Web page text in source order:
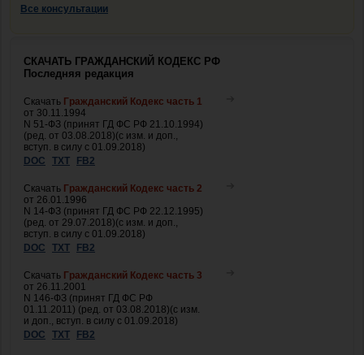
Все консультации
СКАЧАТЬ ГРАЖДАНСКИЙ КОДЕКС РФ
Последняя редакция
Скачать Гражданский Кодекс часть 1
от 30.11.1994
N 51-ФЗ (принят ГД ФС РФ 21.10.1994)
(ред. от 03.08.2018)(с изм. и доп.,
вступ. в силу с 01.09.2018)
DOC
TXT FB2
Скачать Гражданский Кодекс часть 2
от 26.01.1996
N 14-ФЗ (принят ГД ФС РФ 22.12.1995)
(ред. от 29.07.2018)(с изм. и доп.,
вступ. в силу с 01.09.2018)
DOC
TXT FB2
Скачать Гражданский Кодекс часть 3
от 26.11.2001
N 146-ФЗ (принят ГД ФС РФ
01.11.2011) (ред. от 03.08.2018)(с изм.
и доп., вступ. в силу с 01.09.2018)
DOC
TXT FB2